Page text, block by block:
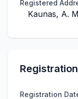
Registered
Kaunas, A.
Registration